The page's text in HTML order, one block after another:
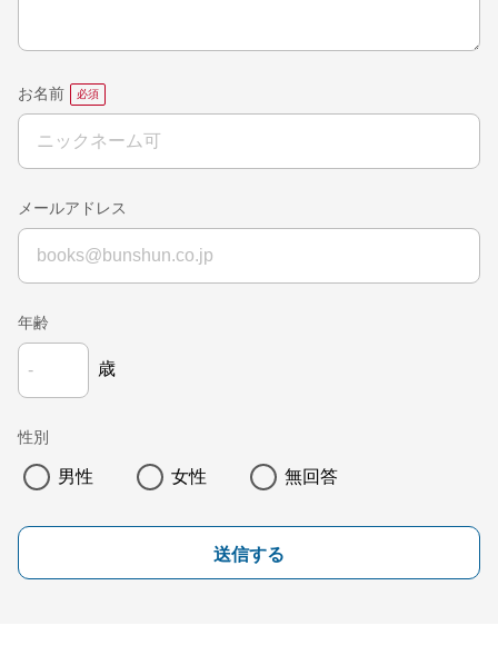
お名前
メールアドレス
年齢
歳
性別
男性 女性 無回答
送信する